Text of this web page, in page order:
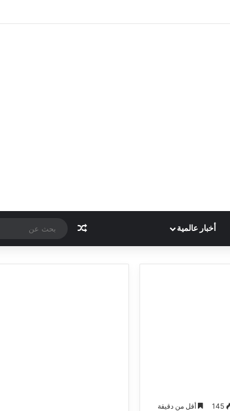
أخبار عالمية مقال عشوائي
145 أقل من دقيقة